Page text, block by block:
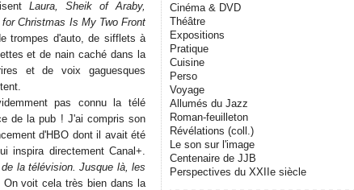
Laura, Sheik of Araby,
Christmas Is My Two Front
trompes d'auto, de sifflets à
et de nain caché dans la
et de voix gaguesques
pas connu la télé
de la pub ! J'ai compris son
d'HBO dont il avait été
inspira directement Canal+.
la télévision. Jusque là, les
On voit cela très bien dans la
Cinéma & DVD
Théâtre
Expositions
Pratique
Cuisine
Perso
Voyage
Allumés du Jazz
Roman-feuilleton
Révélations (coll.)
Le son sur l'image
Centenaire de JJB
Perspectives du XXIIe siècle